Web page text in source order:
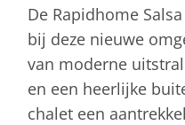
De Rapidhome
bij deze nieuwe
van moderne
en een heerlijke
chalet een